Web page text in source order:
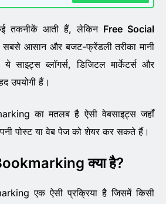
तकनीकें आती हैं, लेकिन Free Social
सबसे आसान और बजट-फ्रेंडली तरीका मानी
साइट्स ब्लॉगर्स, डिजिटल मार्केटर्स और
उपयोगी हैं।
का मतलब है ऐसी वेबसाइट्स जहाँ
पोस्ट या वेब पेज को शेयर कर सकते हैं।
क्या है?
एक ऐसी प्रक्रिया है जिसमें किसी